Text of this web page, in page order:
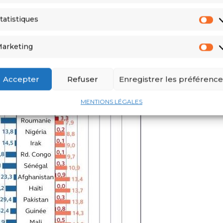
Accepter Refuser Enregistrer les
MENTIONS LÉGALES